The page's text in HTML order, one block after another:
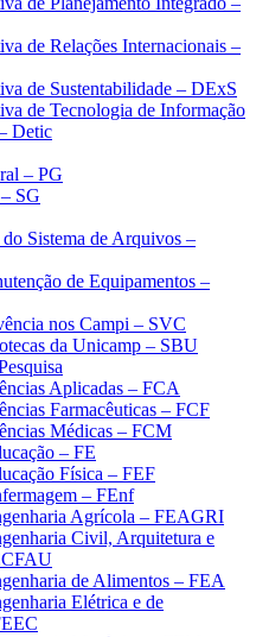
de Relações Internacionais –
de Sustentabilidade – DExS
de Tecnologia de Informação
Detic
– PG
SG
Sistema de Arquivos –
de Equipamentos –
nos Campi – SVC
da Unicamp – SBU
Aplicadas – FCA
Farmacêuticas – FCF
Médicas – FCM
– FE
Física – FEF
– FEnf
Agrícola – FEAGRI
Civil, Arquitetura e
de Alimentos – FEA
Elétrica e de